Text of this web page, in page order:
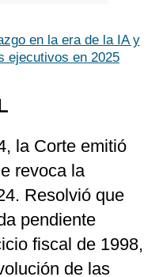
en la era de la IA y
ejecutivos en 2025
la Corte emitió
revoca la
Resolvió que
pendiente
fiscal de 1998,
de las